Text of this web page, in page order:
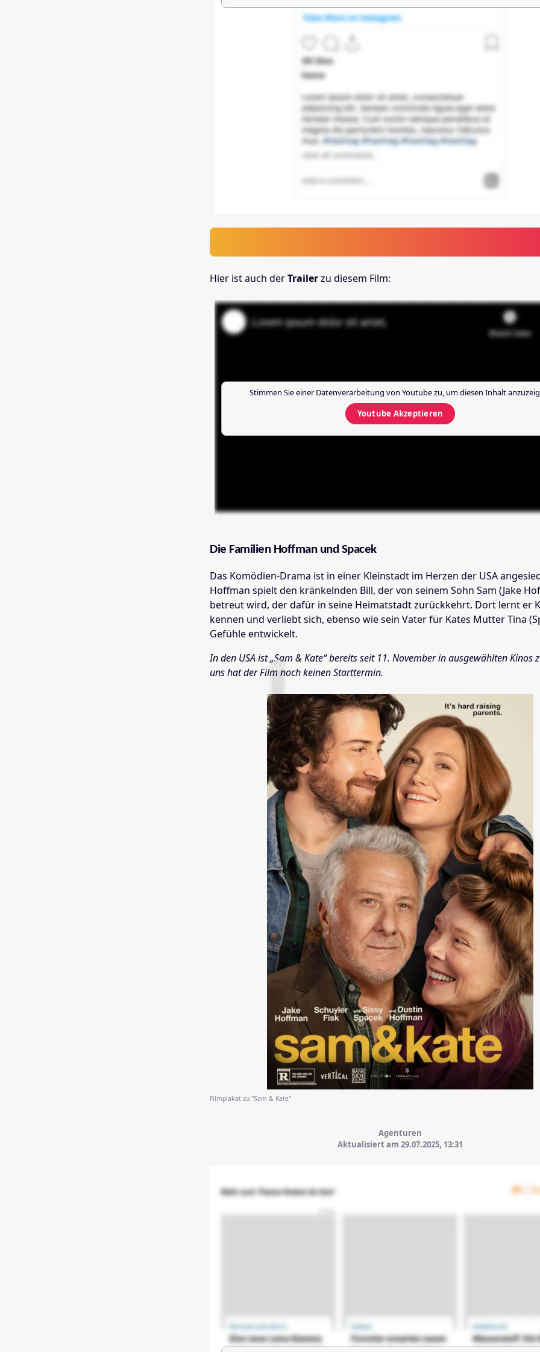
Hier ist auch derTrailerzu diesem Film:
Stimmen Sie einer Datenverarbeitung von Youtubezu, um diesen Inhalt
Youtube Akzeptieren
Die Familien Hoffman und Spacek
Das Komödien-Drama ist in einer Kleinstadt im Herzen der USA
Hoffman spielt den kränkelnden Bill, der von seinem Sohn Sam (Jake
betreut wird, der dafür in seine Heimatstadt zurückkehrt. Dort lernt er
kennen und verliebt sich, ebenso wie sein Vater für Kates Mutter Tina
Gefühle entwickelt.
In den USA ist „Sam & Kate“ bereits seit 11. November in ausgewählten Kinos
uns hat der Film noch keinen Starttermin.
Filmplakat zu "Sam & Kate"
Agenturen
Aktualisiert am 29.07.2025, 13:31